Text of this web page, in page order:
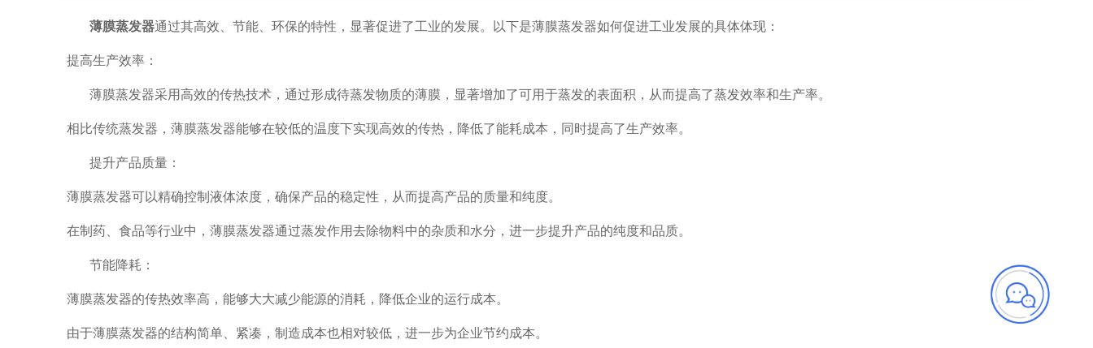
薄膜蒸发器通过其高效、节能、环保的特性，显著促进了工业的发展‌。以下是薄膜蒸发器如何促进工业发展的具体体现：
‌提高生产效率‌：
薄膜蒸发器采用高效的传热技术，通过形成待蒸发物质的薄膜，显著增加了可用于蒸发的表面积，从而提高了蒸发效率和生产率‌。
相比传统蒸发器，薄膜蒸发器能够在较低的温度下实现高效的传热，降低了能耗成本，同时提高了生产效率‌。
提升产品质量‌：
薄膜蒸发器可以精确控制液体浓度，确保产品的稳定性，从而提高产品的质量和纯度‌。
在制药、食品等行业中，薄膜蒸发器通过蒸发作用去除物料中的杂质和水分，进一步提升产品的纯度和品质‌。
节能降耗‌：
薄膜蒸发器的传热效率高，能够大大减少能源的消耗，降低企业的运行成本‌。
由于薄膜蒸发器的结构简单、紧凑，制造成本也相对较低，进一步为企业节约成本‌。